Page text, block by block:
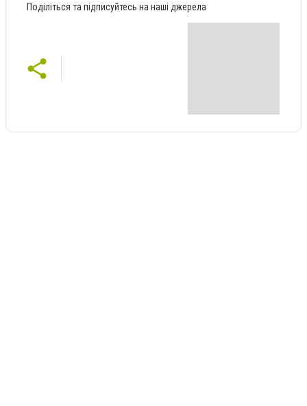
Поділіться та підписуйтесь на наші джерела